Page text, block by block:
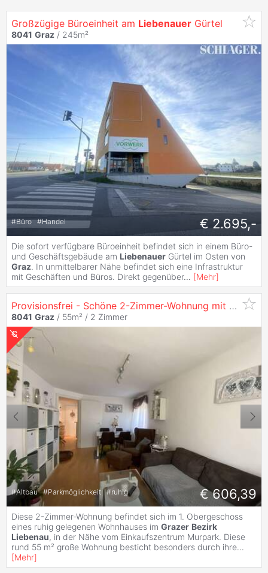
Großzügige Büroeinheit am Liebenauer Gürtel
8041 Graz / 245m²
#Büro #Handel € 2.695,-
Die sofort verfügbare Büroeinheit befindet sich in einem Büro-
und Geschäftsgebäude am Liebenauer Gürtel im Osten von
Graz. In unmittelbarer Nähe befindet sich eine Infrastruktur
mit Geschäften und Büros. Direkt gegenüber... [Mehr]
Provisionsfrei - Schöne 2-Zimmer-Wohnung mit Extra Küche im Beliebten
8041 Graz / 55m² / 2 Zimmer
#Altbau #Parkmöglichkeit #ruhig € 606,39
Diese 2-Zimmer-Wohnung befindet sich im 1. Obergeschoss
eines ruhig gelegenen Wohnhauses im Grazer Bezirk
Liebenau, in der Nähe vom Einkaufszentrum Murpark. Diese
rund 55 m² große Wohnung besticht besonders durch ihre...
[Mehr]